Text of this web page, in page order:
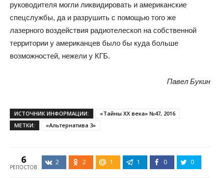
руководителя могли ликвидировать и американские
спецслужбы, да и разрушить с помощью того же
лазерного воздействия радиотелескоп на собственной
территории у американцев было бы куда больше
возможностей, нежели у КГБ.
Павел Букин
ИСТОЧНИК ИНФОРМАЦИИ:
«Тайны XX века» №47, 2016
МЕТКИ:
«Альтернатива 3»
6
РЕПОСТОВ
2 2 1 1 0 0